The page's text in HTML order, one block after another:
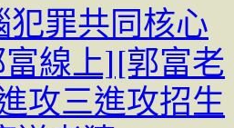
犯罪共同核心
線上][郭富老
攻三進攻招生